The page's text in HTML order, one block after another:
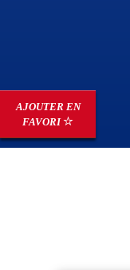
AJOUTER EN
FAVORI